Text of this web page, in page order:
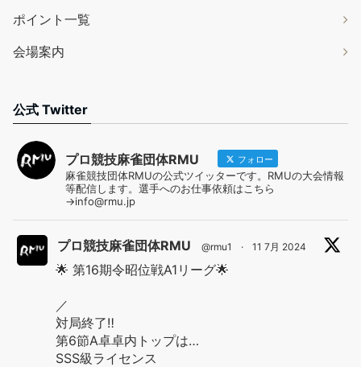
ポイント一覧
会場案内
公式 Twitter
プロ競技麻雀団体RMU フォロー
麻雀競技団体RMUの公式ツイッターです。RMUの大会情報
等配信します。選手へのお仕事依頼はこちら
→info@rmu.jp
プロ競技麻雀団体RMU @rmu1 · 11 7月 2024
🌟 第16期令昭位戦A1リーグ🌟
／
対局終了‼️
第6節A卓卓内トップは…
SSS級ライセンス